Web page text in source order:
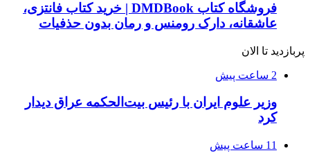
فروشگاه کتاب DMDBook | خرید کتاب فانتزی،
عاشقانه، دارک رومنس و رمان بدون حذفیات
پربازدید تا الان
2 ساعت پیش
وزیر علوم ایران با رئیس بیت‌الحکمه عراق دیدار
کرد
11 ساعت پیش